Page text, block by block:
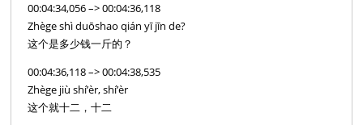
00:04:34,056 –> 00:04:36,118
Zhège shì duōshao qián yī jīn de?
这个是多少钱一斤的？
00:04:36,118 –> 00:04:38,535
Zhège jiù shí’èr, shí’èr
这个就十二，十二